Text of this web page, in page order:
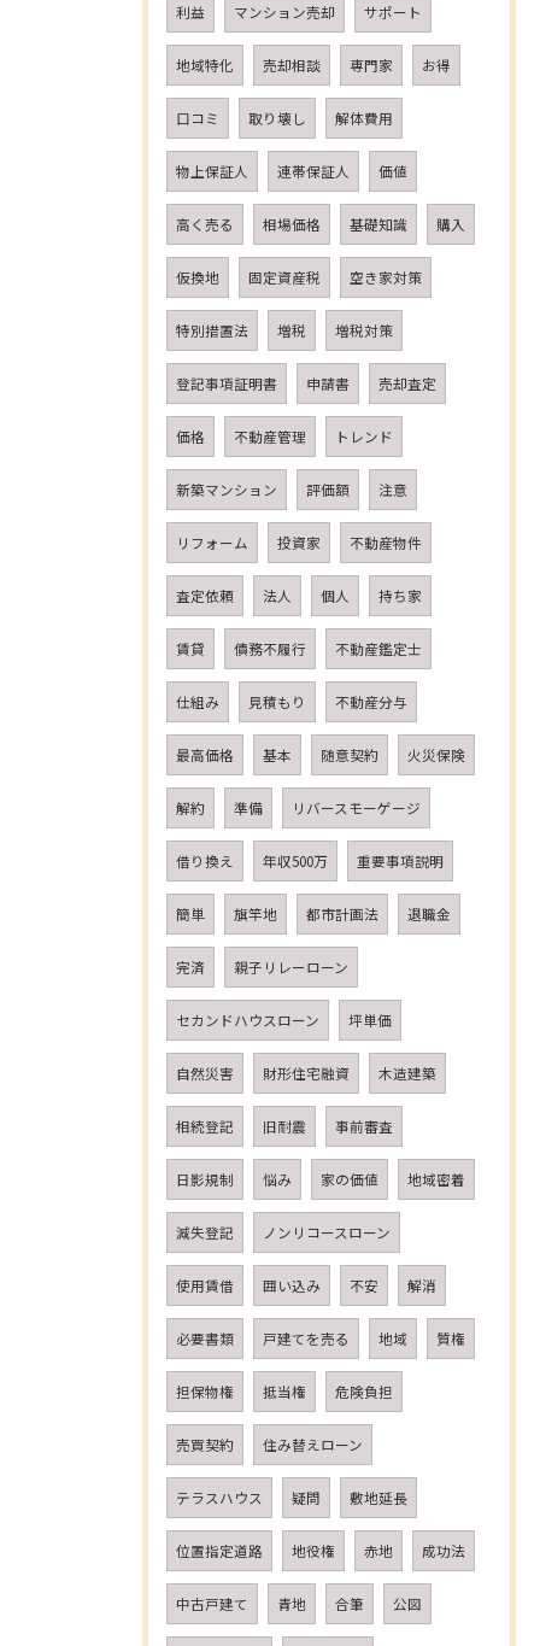
利益 マンション売却 サポート
地域特化 売却相談 専門家 お得
口コミ 取り壊し 解体費用
物上保証人 連帯保証人 価値
高く売る 相場価格 基礎知識 購入
仮換地 固定資産税 空き家対策
特別措置法 増税 増税対策
登記事項証明書 申請書 売却査定
価格 不動産管理 トレンド
新築マンション 評価額 注意
リフォーム 投資家 不動産物件
査定依頼 法人 個人 持ち家
賃貸 債務不履行 不動産鑑定士
仕組み 見積もり 不動産分与
最高価格 基本 随意契約 火災保険
解約 準備 リバースモーゲージ
借り換え 年収500万 重要事項説明
簡単 旗竿地 都市計画法 退職金
完済 親子リレーローン
セカンドハウスローン 坪単価
自然災害 財形住宅融資 木造建築
相続登記 旧耐震 事前審査
日影規制 悩み 家の価値 地域密着
減失登記 ノンリコースローン
使用賃借 囲い込み 不安 解消
必要書類 戸建てを売る 地域 質権
担保物権 抵当権 危険負担
売買契約 住み替えローン
テラスハウス 疑問 敷地延長
位置指定道路 地役権 赤地 成功法
中古戸建て 青地 合筆 公図